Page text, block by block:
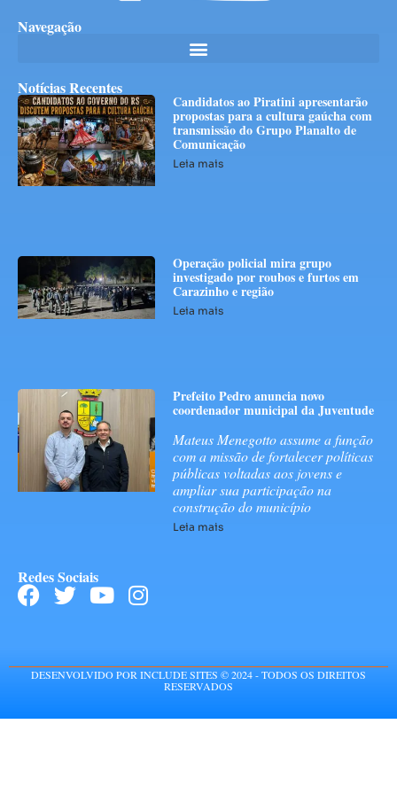
Navegação
Notícias Recentes
Candidatos ao Piratini apresentarão
propostas para a cultura gaúcha com
transmissão do Grupo Planalto de
Comunicação
Leia mais
Operação policial mira grupo
investigado por roubos e furtos em
Carazinho e região
Leia mais
Prefeito Pedro anuncia novo
coordenador municipal da Juventude
Mateus Menegotto assume a função
com a missão de fortalecer políticas
públicas voltadas aos jovens e
ampliar sua participação na
construção do município
Leia mais
Redes Sociais
DESENVOLVIDO POR INCLUDE SITES © 2024 - TODOS OS DIREITOS
RESERVADOS